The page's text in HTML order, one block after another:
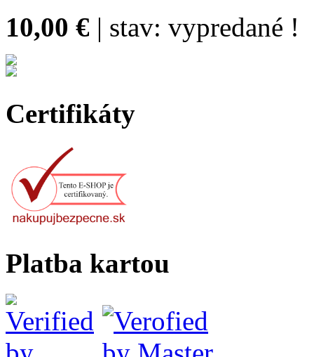
10,00 € | stav: vypredané !
Certifikáty
Platba kartou